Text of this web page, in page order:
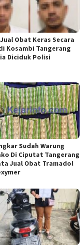
Obat Keras Secara
Kosambi Tangerang
Diciduk Polisi
Sudah Warung
Di Ciputat Tangerang
Jual Obat Tramadol